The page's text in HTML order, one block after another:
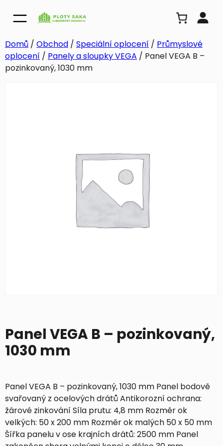
Domů / Obchod / Speciální oplocení / Průmyslové
oplocení / Panely a sloupky VEGA / Panel VEGA B –
pozinkovaný, 1030 mm
Panel VEGA B – pozinkovaný,
1030 mm
Panel VEGA B – pozinkovaný, 1030 mm Panel bodově
svařovaný z ocelových drátů Antikorozní ochrana:
žárové zinkování Síla prutu: 4,8 mm Rozměr ok
velkých: 50 x 200 mm Rozměr ok malých 50 x 50 mm
Šířka panelu v ose krajních drátů: 2500 mm Panel